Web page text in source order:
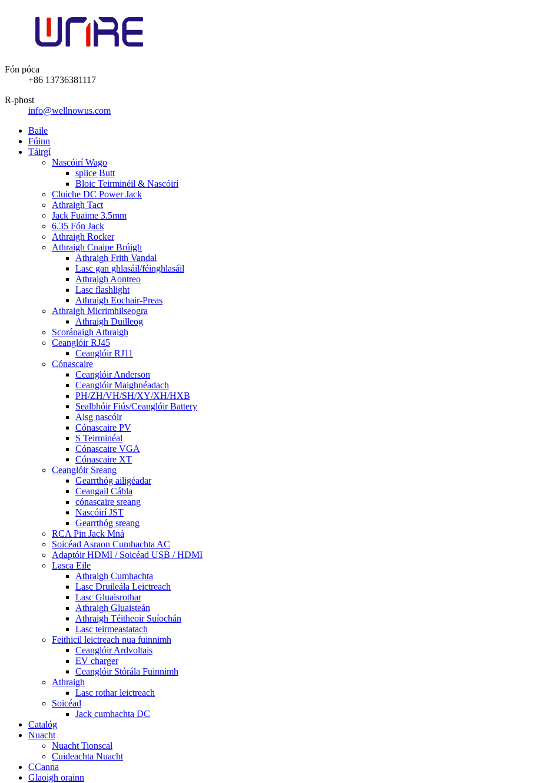
Fón póca
+86 13736381117
R-phost
info@wellnowus.com
Baile
Fúinn
Táirgí
Nascóirí Wago
splice Butt
Bloic Teirminéil & Nascóirí
Cluiche DC Power Jack
Athraigh Tact
Jack Fuaime 3.5mm
6.35 Fón Jack
Athraigh Rocker
Athraigh Cnaipe Brúigh
Athraigh Frith Vandal
Lasc gan ghlasáil/féinghlasáil
Athraigh Aontreo
Lasc flashlight
Athraigh Eochair-Preas
Athraigh Micrimhilseogra
Athraigh Duilleog
Scoránaigh Athraigh
Ceanglóir RJ45
Ceanglóir RJ11
Cónascaire
Ceanglóir Anderson
Ceanglóir Maighnéadach
PH/ZH/VH/SH/XY/XH/HXB
Sealbhóir Fiús/Ceanglóir Battery
Aisg nascóir
Cónascaire PV
S Teirminéal
Cónascaire VGA
Cónascaire XT
Ceanglóir Sreang
Gearrthóg ailigéadar
Ceangail Cábla
cónascaire sreang
Nascóirí JST
Gearrthóg sreang
RCA Pin Jack Mná
Soicéad Asraon Cumhachta AC
Adaptóir HDMI / Soicéad USB / HDMI
Lasca Eile
Athraigh Cumhachta
Lasc Druileála Leictreach
Lasc Gluaisrothar
Athraigh Gluaisteán
Athraigh Téitheoir Suíochán
Lasc teirmeastatach
Feithicil leictreach nua fuinnimh
Ceanglóir Ardvoltais
EV charger
Ceanglóir Stórála Fuinnimh
Athraigh
Lasc rothar leictreach
Soicéad
Jack cumhachta DC
Catalóg
Nuacht
Nuacht Tionscal
Cuideachta Nuacht
CCanna
Glaoigh orainn